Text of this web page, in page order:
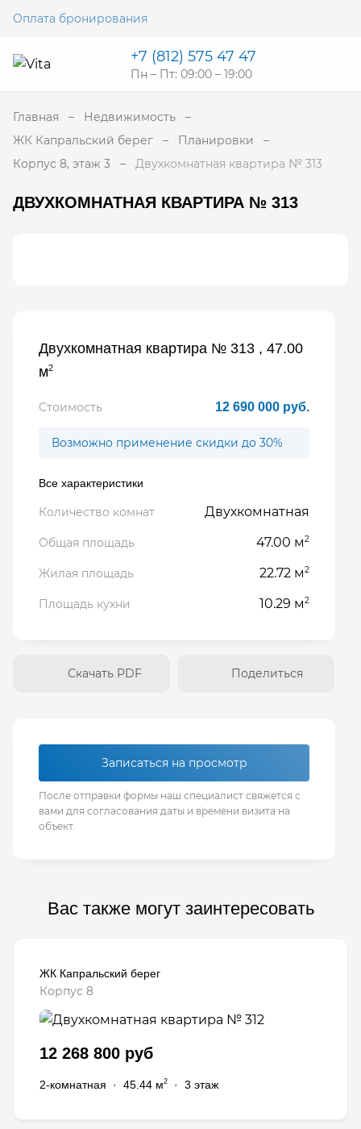
Оплата бронирования
+7 (812) 575 47 47
Пн – Пт: 09:00 – 19:00
Главная
Недвижимость
ЖК Капральский берег
Планировки
Корпус 8, этаж 3
Двухкомнатная квартира № 313
ДВУХКОМНАТНАЯ КВАРТИРА № 313
Двухкомнатная квартира № 313 , 47.00
м2
Стоимость 12 690 000 руб.
Возможно применение скидки до 30%
Все характеристики
Количество комнат Двухкомнатная
Общая площадь 47.00 м2
Жилая площадь 22.72 м2
Площадь кухни 10.29 м2
Скачать PDF Поделиться
Записаться на просмотр
После отправки формы наш специалист свяжется с
вами для согласования даты и времени визита на
объект.
Вас также могут заинтересовать
ЖК Капральский берег
Корпус 8
12 268 800 руб
2-комнатная · 45.44 м2 · 3 этаж